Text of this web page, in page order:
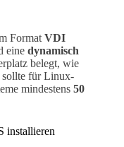
Format VDI
eine dynamisch
belegt, wie
sollte für Linux-
mindestens 50
installieren